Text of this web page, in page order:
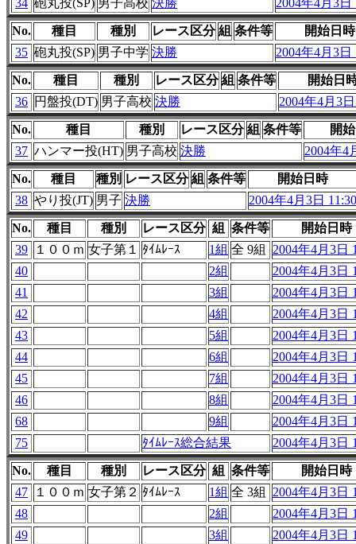
34 砲丸投(SP) 男子高校 決勝 2004年4月3日
No. 種目 種別 レース区分 組 条件等
開始日時
35 砲丸投(SP) 男子中学 決勝 2004年4月3日
No. 種目 種別 レース区分 組 条件等
開始日
36 円盤投(DT) 男子高校 決勝 2004年4月3
No. 種目 種別 レース区分 組 条件等
開
37 ハンマー投(HT) 男子高校 決勝 2004年4
No. 種目 種別 レース区分 組 条件等
開始日時
38 やり投(JT) 男子 決勝 2004年4月3日 11:30
No. 種目 種別 レース区分 組 条件等
開始日時
39
１００ｍ 女子第１ ﾀｲﾑﾚｰｽ 1組 全 9組
2004年4月3日
40
2組
2004年4月3日
41
3組
2004年4月3日
42
4組
2004年4月3日
43
5組
2004年4月3日
44
6組
2004年4月3日
45
7組
2004年4月3日
46
8組
2004年4月3日
68
9組
2004年4月3日
75
ﾀｲﾑﾚｰｽ総合結果 2004年4月3日
No. 種目 種別 レース区分 組 条件等
開始日時
47
１００ｍ 女子第２ ﾀｲﾑﾚｰｽ 1組 全 3組
2004年4月3日
48
2組
2004年4月3日
49
3組
2004年4月3日